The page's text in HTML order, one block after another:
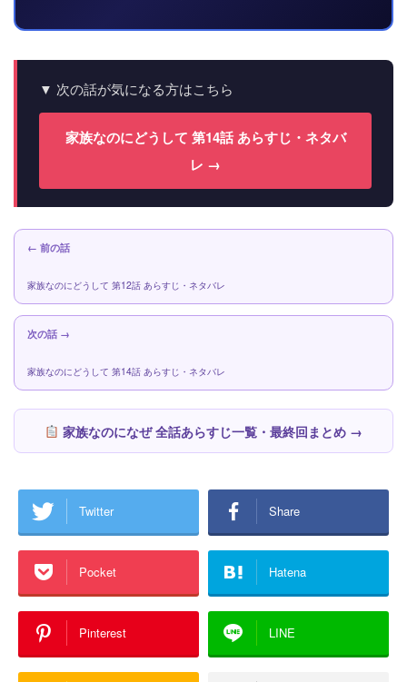
▼ 次の話が気になる方はこちら
家族なのにどうして 第14話 あらすじ・ネタバ
レ →
← 前の話
家族なのにどうして 第12話 あらすじ・ネタバレ
次の話 →
家族なのにどうして 第14話 あらすじ・ネタバレ
家族なのになぜ 全話あらすじ一覧・最終回まとめ →
Twitter Share
Pocket Hatena
Pinterest LINE